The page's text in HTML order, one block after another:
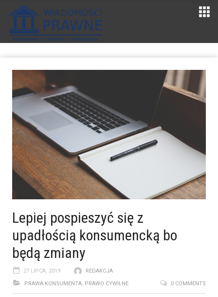
Lepiej pospieszyć się z
upadłością konsumencką bo
będą zmiany
27 LIPCA, 2019
REDAKCJA
PRAWA KONSUMENTA, PRAWO CYWILNE 0 COMMENTS